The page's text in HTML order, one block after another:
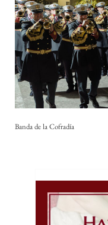
Banda de la Cofradía